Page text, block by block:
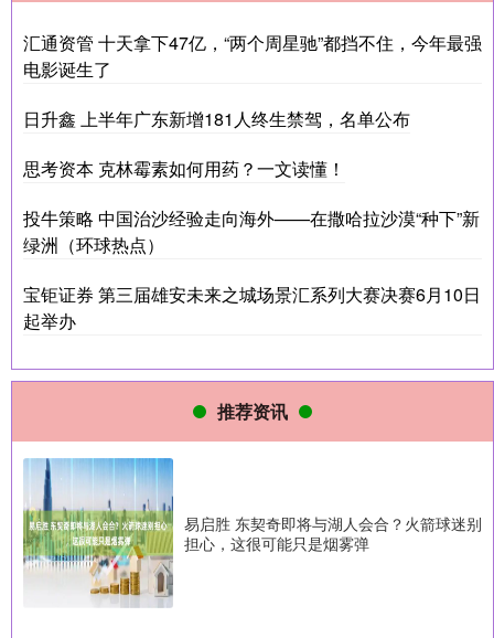
汇通资管 十天拿下47亿，“两个周星驰”都挡不住，今年最强
电影诞生了
日升鑫 上半年广东新增181人终生禁驾，名单公布
思考资本 克林霉素如何用药？一文读懂！
投牛策略 中国治沙经验走向海外——在撒哈拉沙漠“种下”新
绿洲（环球热点）
宝钜证券 第三届雄安未来之城场景汇系列大赛决赛6月10日
起举办
推荐资讯
易启胜 东契奇即将与湖人会合？火箭球迷别
担心，这很可能只是烟雾弹